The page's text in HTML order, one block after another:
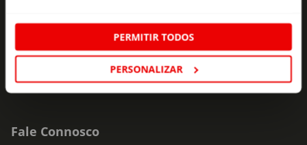
PERMITIR TODOS
PERSONALIZAR
mail
Subscrever
Fale Connosco